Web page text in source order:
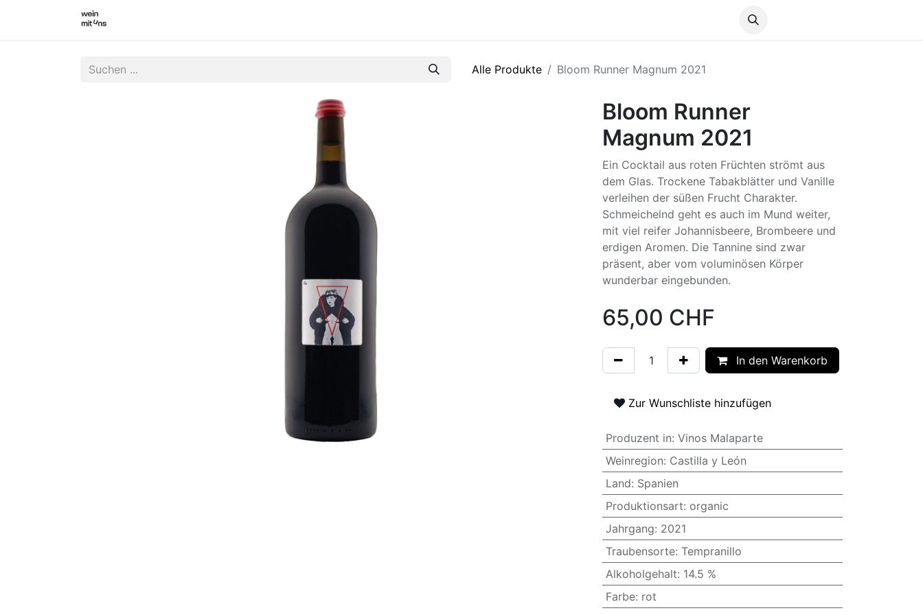
Alle Produkte Bloom Runner Magnum 2021
Bloom Runner
Magnum 2021
Ein Cocktail aus roten Früchten strömt aus
dem Glas. Trockene Tabakblätter und Vanille
verleihen der süßen Frucht Charakter.
Schmeichelnd geht es auch im Mund weiter,
mit viel reifer Johannisbeere, Brombeere und
erdigen Aromen. Die Tannine sind zwar
präsent, aber vom voluminösen Körper
wunderbar eingebunden.
65,00 CHF
In den Warenkorb
Zur Wunschliste hinzufügen
Produzent in: Vinos Malaparte
Weinregion: Castilla y León
Land: Spanien
Produktionsart: organic
Jahrgang: 2021
Traubensorte: Tempranillo
Alkoholgehalt: 14.5 %
Farbe: rot